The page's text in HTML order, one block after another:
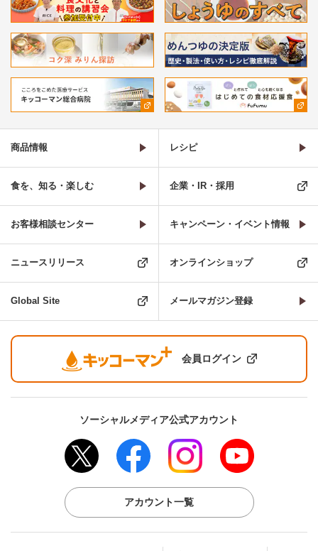
商品情報 レシピ
食を、知る・楽しむ 企業・IR・採用
お客様相談センター キャンペーン・イベント情報
ニュースリリース オンラインショップ
Global Site メールマガジン登録
会員ログイン
ソーシャルメディア公式アカウント
アカウント一覧